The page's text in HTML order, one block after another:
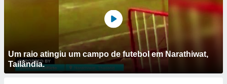
Um raio atingiu um campo de futebol em Narathiwat,
Tailândia.